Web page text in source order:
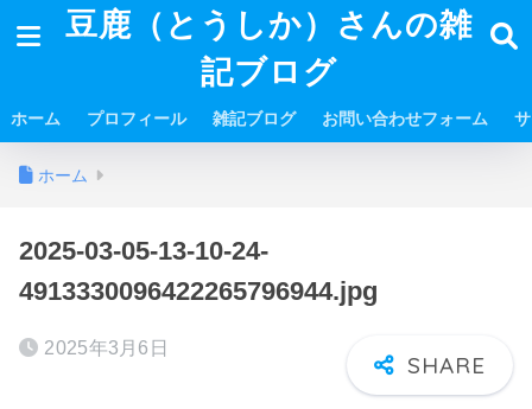
豆鹿（とうしか）さんの雑
記ブログ
ホーム プロフィール 雑記ブログ お問い合わせフォーム
ホーム
2025-03-05-13-10-24-
4913330096422265796944.jpg
2025年3月6日